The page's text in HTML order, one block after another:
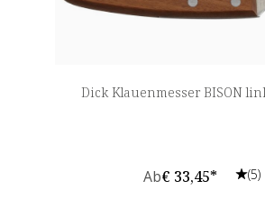
Dick Klauenmesser BISON
Ab€ 33,45* (5)